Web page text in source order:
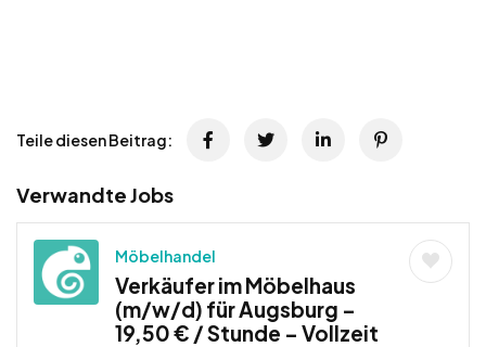
Teile diesen Beitrag:
Verwandte Jobs
Möbelhandel
Verkäufer im Möbelhaus
(m/w/d) für Augsburg –
19,50 € / Stunde – Vollzeit